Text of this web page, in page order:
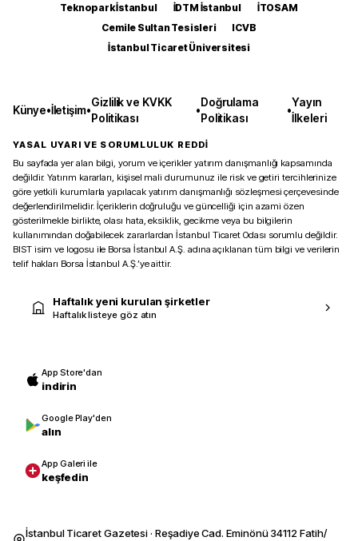
Teknopark İstanbul
İDTM İstanbul
İTOSAM
Cemile Sultan Tesisleri
ICVB
İstanbul Ticaret Üniversitesi
Künye•İletişim•
Gizlilik ve KVKK
Politikası
•
Doğrulama
Politikası
•
Yayın
İlkeleri
YASAL UYARI VE SORUMLULUK REDDİ
Bu sayfada yer alan bilgi, yorum ve içerikler yatırım danışmanlığı kapsamında
değildir. Yatırım kararları, kişisel mali durumunuz ile risk ve getiri tercihlerinize
göre yetkili kurumlarla yapılacak yatırım danışmanlığı sözleşmesi çerçevesinde
değerlendirilmelidir. İçeriklerin doğruluğu ve güncelliği için azami özen
gösterilmekle birlikte, olası hata, eksiklik, gecikme veya bu bilgilerin
kullanımından doğabilecek zararlardan İstanbul Ticaret Odası sorumlu değildir.
BIST isim ve logosu ile Borsa İstanbul A.Ş. adına açıklanan tüm bilgi ve verilerin
telif hakları Borsa İstanbul A.Ş.’ye aittir.
Haftalık yeni kurulan şirketler
Haftalık listeye göz atın
App Store'dan
indirin
Google Play'den
alın
App Galeri ile
keşfedin
İstanbul Ticaret Gazetesi · Reşadiye Cad. Eminönü 34112 Fatih/